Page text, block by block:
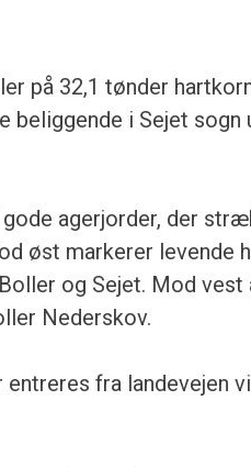
på 32,1 tønder
beliggende i Sejet sogn
agerjorder, der
øst markerer levende
og Sejet. Mod
Nederskov.
fra landevejen